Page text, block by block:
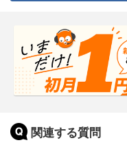
関連する質問